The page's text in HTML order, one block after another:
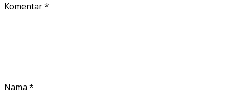
Komentar*
Nama *